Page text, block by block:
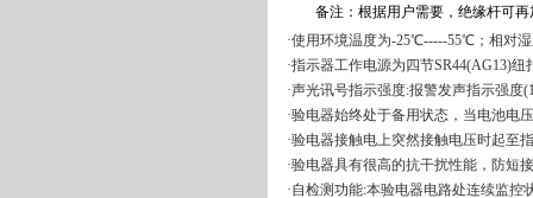
备注：根据用户需要，绝缘杆可再
·使用环境温度为-25℃-----55℃；相对
·指示器工作电源为四节SR44(AG13)
·声光讯号指示强度:报警发声指示强度
·验电器始终处于备用状态，当电池电
·验电器接触电上突然接触电压时起至
·验电器具有很高的抗干扰性能，防短
·自检测功能:本验电器电路处连续监